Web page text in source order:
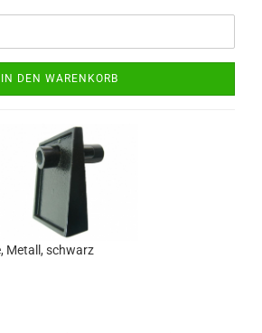
IN DEN WARENKORB
Metall, schwarz